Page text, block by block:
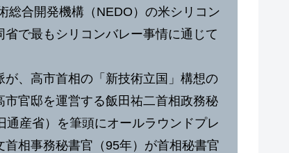
総合開発機構（NEDO）の米シリコン
で最もシリコンバレー事情に通じて
、高市首相の「新技術立国」構想の
官邸を運営する飯田祐二首相政務秘
産省）を筆頭にオールラウンドプレ
相事務秘書官（95年）が首相秘書官